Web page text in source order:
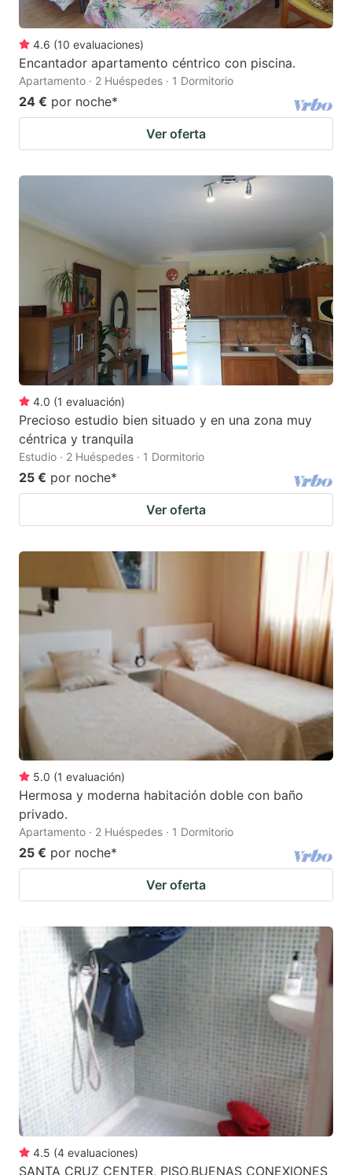
4.6 (10 evaluaciones)
Encantador apartamento céntrico con piscina.
Apartamento · 2 Huéspedes · 1 Dormitorio
24 € por noche*
Ver oferta
4.0 (1 evaluación)
Precioso estudio bien situado y en una zona muy
céntrica y tranquila
Estudio · 2 Huéspedes · 1 Dormitorio
25 € por noche*
Ver oferta
5.0 (1 evaluación)
Hermosa y moderna habitación doble con baño
privado.
Apartamento · 2 Huéspedes · 1 Dormitorio
25 € por noche*
Ver oferta
4.5 (4 evaluaciones)
SANTA CRUZ CENTER, PISO,BUENAS CONEXIONES